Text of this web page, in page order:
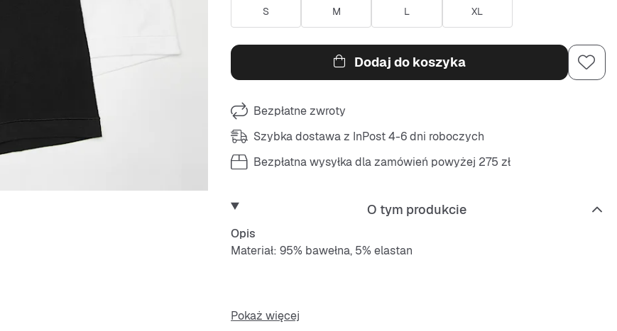
S M L XL
Dodaj do koszyka
Bezpłatne zwroty
Szybka dostawa z InPost 4-6 dni roboczych
Bezpłatna wysyłka dla zamówień powyżej 275 zł
O tym produkcie
Opis
Materiał: 95% bawełna, 5% elastan
Ten materiał zapewnia wygodę i elastyczność, idealny na co dzień.
Pokaż więcej